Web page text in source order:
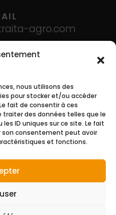
nous utilisons des
pour stocker et/ou accéder
fait de consentir à ces
des données telles que le
ID uniques sur ce site. Le fait
son consentement peut avoir
et fonctions.
agro.com
24 11
– Auverse 49490
|